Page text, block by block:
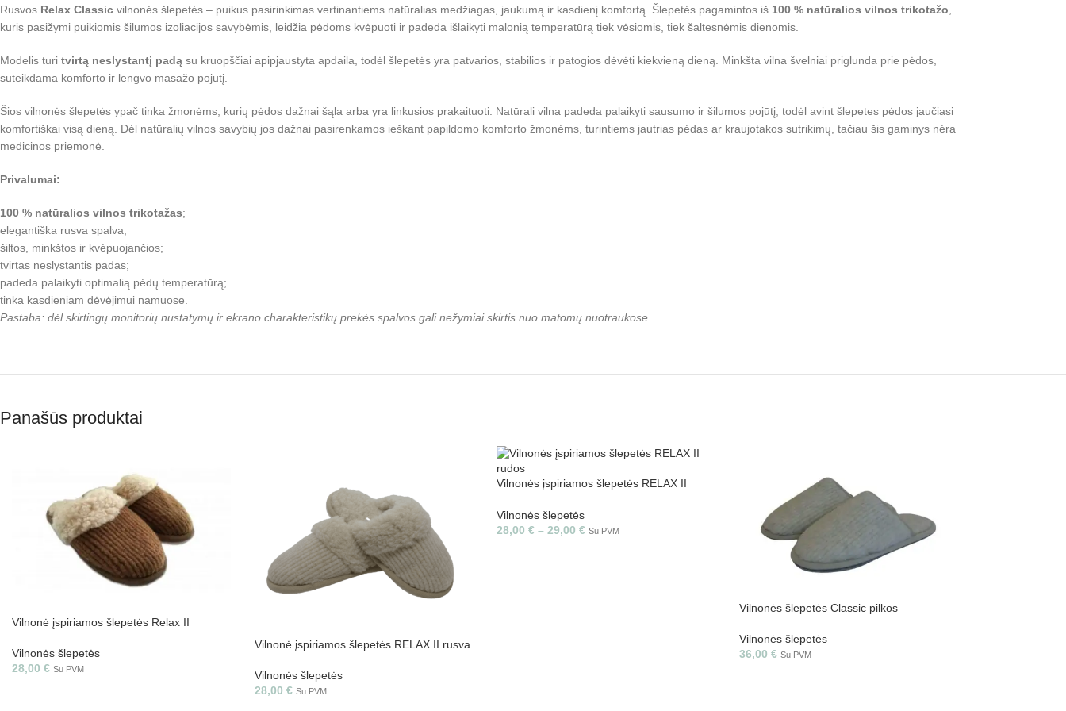
Rusvos Relax Classic vilnonės šlepetės – puikus pasirinkimas vertinantiems natūralias medžiagas, jaukumą ir kasdienį komfortą. Šlepetės pagamintos iš 100 % natūralios vilnos trikotažo
kuris pasižymi puikiomis šilumos izoliacijos savybėmis, leidžia pėdoms kvėpuoti ir padeda išlaikyti malonią temperatūrą tiek vėsiomis, tiek šaltesnėmis dienomis.
Modelis turi tvirtą neslystantį padą su kruopščiai apipjaustyta apdaila, todėl šlepetės yra patvarios, stabilios ir patogios dėvėti kiekvieną dieną. Minkšta vilna švelniai priglunda prie pėdos,
suteikdama komforto ir lengvo masažo pojūtį.
Šios vilnonės šlepetės ypač tinka žmonėms, kurių pėdos dažnai šąla arba yra linkusios prakaituoti. Natūrali vilna padeda palaikyti sausumo ir šilumos pojūtį, todėl avint šlepetes pėdos jaučiasi
komfortiškai visą dieną. Dėl natūralių vilnos savybių jos dažnai pasirenkamos ieškant papildomo komforto žmonėms, turintiems jautrias pėdas ar kraujotakos sutrikimų, tačiau šis gaminys nėra
medicinos priemonė.
Privalumai:
100 % natūralios vilnos trikotažas;
elegantiška rusva spalva;
šiltos, minkštos ir kvėpuojančios;
tvirtas neslystantis padas;
padeda palaikyti optimalią pėdų temperatūrą;
tinka kasdieniam dėvėjimui namuose.
Pastaba: dėl skirtingų monitorių nustatymų ir ekrano charakteristikų prekės spalvos gali nežymiai skirtis nuo matomų nuotraukose.
Panašūs produktai
Vilnonė įspiriamos šlepetės Relax II
Vilnonės šlepetės
28,00 € Su PVM
Vilnonė įspiriamos šlepetės RELAX II rusva
Vilnonės šlepetės
28,00 € Su PVM
Vilnonės įspiriamos šlepetės RELAX II
Vilnonės šlepetės
28,00 € – 29,00 € Su PVM
Vilnonės šlepetės Classic pilkos
Vilnonės šlepetės
36,00 € Su PVM